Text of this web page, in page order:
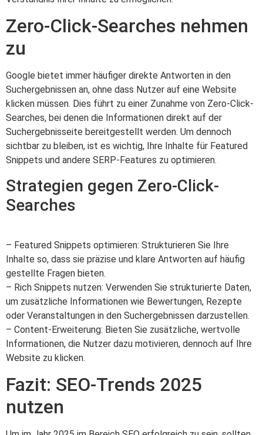
Zero-Click-Searches nehmen
zu
Google bietet immer häufiger direkte Antworten in den
Suchergebnissen an, ohne dass Nutzer auf eine Website
klicken müssen. Dies führt zu einer Zunahme von Zero-Click-
Searches, bei denen die Informationen direkt auf der
Suchergebnisseite bereitgestellt werden. Um dennoch
sichtbar zu bleiben, ist es wichtig, Ihre Inhalte für Featured
Snippets und andere SERP-Features zu optimieren.
Strategien gegen Zero-Click-
Searches
– Featured Snippets optimieren: Strukturieren Sie Ihre
Inhalte so, dass sie präzise und klare Antworten auf häufig
gestellte Fragen bieten.
– Rich Snippets nutzen: Verwenden Sie strukturierte Daten,
um zusätzliche Informationen wie Bewertungen, Rezepte
oder Veranstaltungen in den Suchergebnissen darzustellen.
– Content-Erweiterung: Bieten Sie zusätzliche, wertvolle
Informationen, die Nutzer dazu motivieren, dennoch auf Ihre
Website zu klicken.
Fazit: SEO-Trends 2025
nutzen